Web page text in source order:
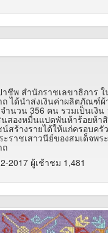
ชีพ สำนักราชเลขาธิการ ใ
ได้นำส่งเงินค่าผลิตภัณฑ์ผ้
นวน 356 คน รวมเป็นเงิน
สองหมื่นแปดพันห้าร้อยห้า
น์สร้างรายได้ให้แก่ครอบค
ราชเสาวนีย์ของสมเด็จพร
ถ
2017 ผู้เช้าชม 1,481